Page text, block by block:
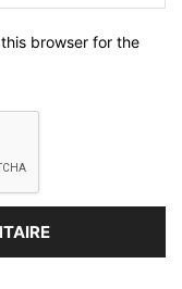
browser for the